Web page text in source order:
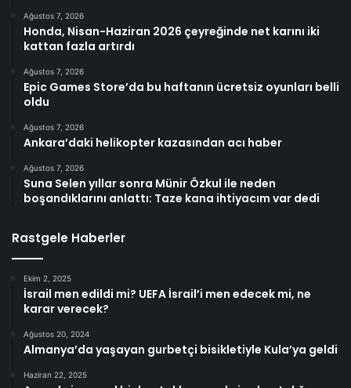
Ağustos 7, 2026
Honda, Nisan-Haziran 2026 çeyreğinde net karını iki
kattan fazla artırdı
Ağustos 7, 2026
Epic Games Store’da bu haftanın ücretsiz oyunları belli
oldu
Ağustos 7, 2026
Ankara’daki helikopter kazasından acı haber
Ağustos 7, 2026
Suna Selen yıllar sonra Münir Özkul ile neden
boşandıklarını anlattı: Taze kana ihtiyacım var dedi
Rastgele Haberler
Ekim 2, 2025
İsrail men edildi mi? UEFA İsrail’i men edecek mi, ne
karar verecek?
Ağustos 20, 2024
Almanya’da yaşayan gurbetçi bisikletiyle Kula’ya geldi
Haziran 22, 2025